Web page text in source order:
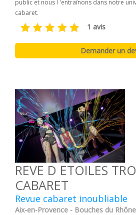
public et nous l 'entraînons dans notre
cabaret.
1 avis
REVE D ETOILES
CABARET
Revue cabaret inoubliable
Aix-en-Provence - Bouches du